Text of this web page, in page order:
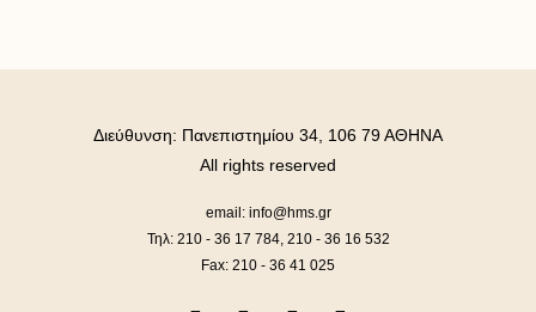
email: info@hms.gr
Τηλ: 210 - 36 17 784, 210 - 36 16 532
Fax: 210 - 36 41 025
Διεύθυνση: Πανεπιστημίου 34, 106 79 ΑΘΗΝΑ
All rights reserved